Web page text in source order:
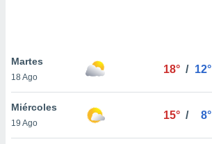
únicos
similares
Martes
18 Ago
18° / 12°
Miércoles
19 Ago
15° / 8°